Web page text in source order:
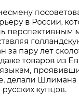
в России,
перспективным
за пару лет
товаров из
делали
купцов.